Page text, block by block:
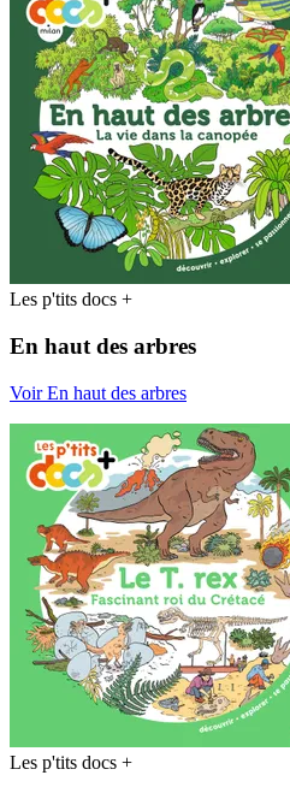
Les p'tits docs +
En haut des arbres
Voir En haut des arbres
Les p'tits docs +